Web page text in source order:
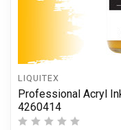
LIQUITEX
Professional Acryl
4260414